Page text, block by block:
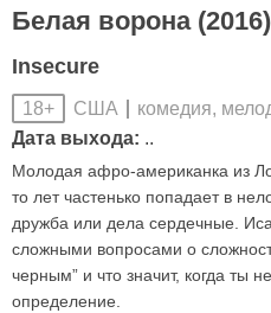
Белая ворона (2016)
Insecure
18+ США комедия,
Дата выхода: ..
Молодая афро-американка из
то лет частенько попадает в
дружба или дела сердечные.
сложными вопросами о
черным” и что значит, когда ты
определение.